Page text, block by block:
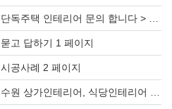
묻고 답하기 1 페이지
시공사례 2 페이지